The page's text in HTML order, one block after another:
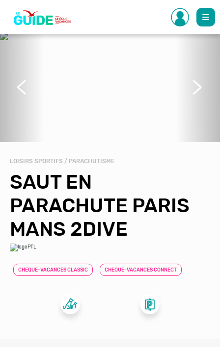
contenu
principal
LOISIRS SPORTIFS / PARACHUTISME
SAUT EN
PARACHUTE PARIS
MANS 2DIVE
CHEQUE-VACANCES CLASSIC CHEQUE-VACANCES CONNECT
Précédent Suivant